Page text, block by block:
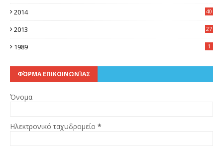
2014
40
2013
27
1989 1
ΦΌΡΜΑ ΕΠΙΚΟΙΝΩΝΊΑΣ
Όνομα
Ηλεκτρονικό ταχυδρομείο *